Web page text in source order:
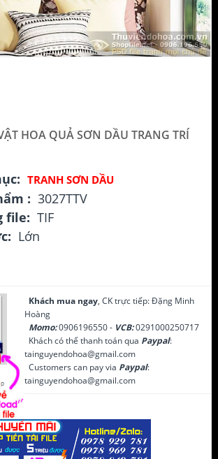
HOA QUẢ SƠN DẦU TRANG TRÍ
TRANH SƠN DẦU
: 3027TTV
file: TIF
Lớn
Khách mua ngay, CK trực tiếp: Đặng Minh
Hoàng
Momo:0906196550 - VCB:0291000250717
Khách có thể thanh toán qua Paypal:
tainguyendohoa@gmail.com
Customers can pay via Paypal:
tainguyendohoa@gmail.com